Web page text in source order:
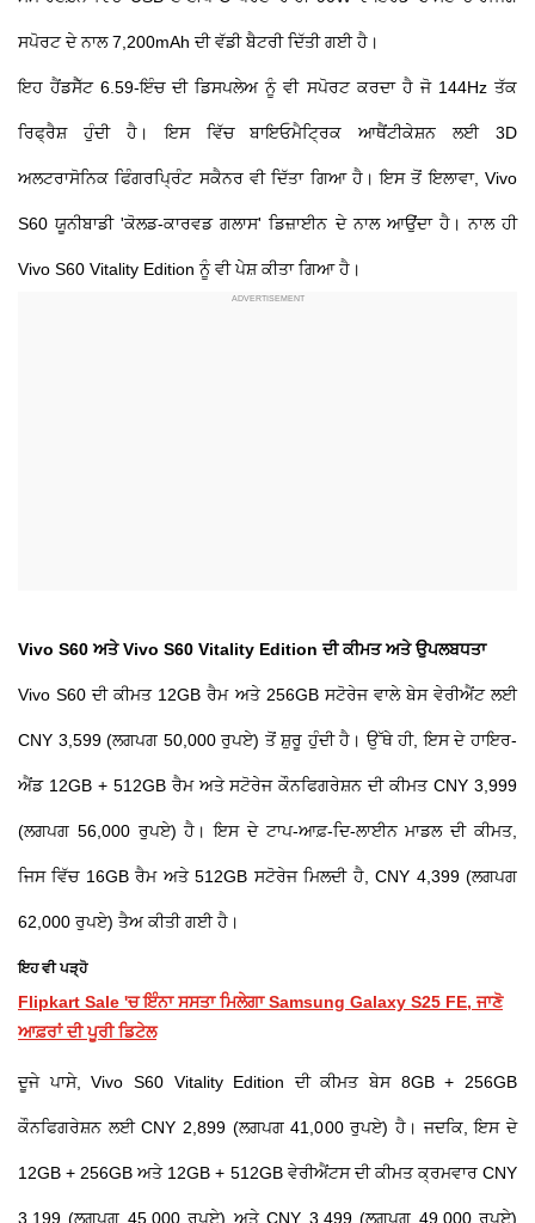
ਸਪੋਰਟ ਦੇ ਨਾਲ 7,200mAh ਦੀ ਵੱਡੀ ਬੈਟਰੀ ਦਿੱਤੀ ਗਈ ਹੈ।
ਇਹ ਹੈਂਡਸੈੱਟ 6.59-ਇੰਚ ਦੀ ਡਿਸਪਲੇਅ ਨੂੰ ਵੀ ਸਪੋਰਟ ਕਰਦਾ ਹੈ ਜੋ 144Hz ਤੱਕ
ਰਿਫ੍ਰੈਸ਼ ਹੁੰਦੀ ਹੈ। ਇਸ ਵਿੱਚ ਬਾਇਓਮੈਟ੍ਰਿਕ ਆਥੈਂਟੀਕੇਸ਼ਨ ਲਈ 3D
ਅਲਟਰਾਸੋਨਿਕ ਫਿੰਗਰਪ੍ਰਿੰਟ ਸਕੈਨਰ ਵੀ ਦਿੱਤਾ ਗਿਆ ਹੈ। ਇਸ ਤੋਂ ਇਲਾਵਾ, Vivo
S60 ਯੂਨੀਬਾਡੀ 'ਕੋਲਡ-ਕਾਰਵਡ ਗਲਾਸ' ਡਿਜ਼ਾਈਨ ਦੇ ਨਾਲ ਆਉਂਦਾ ਹੈ। ਨਾਲ ਹੀ
Vivo S60 Vitality Edition ਨੂੰ ਵੀ ਪੇਸ਼ ਕੀਤਾ ਗਿਆ ਹੈ।
Vivo S60 ਅਤੇ Vivo S60 Vitality Edition ਦੀ ਕੀਮਤ ਅਤੇ ਉਪਲਬਧਤਾ
Vivo S60 ਦੀ ਕੀਮਤ 12GB ਰੈਮ ਅਤੇ 256GB ਸਟੋਰੇਜ ਵਾਲੇ ਬੇਸ ਵੇਰੀਐਂਟ ਲਈ
CNY 3,599 (ਲਗਪਗ 50,000 ਰੁਪਏ) ਤੋਂ ਸ਼ੁਰੂ ਹੁੰਦੀ ਹੈ। ਉੱਥੇ ਹੀ, ਇਸ ਦੇ ਹਾਇਰ-
ਐਂਡ 12GB + 512GB ਰੈਮ ਅਤੇ ਸਟੋਰੇਜ ਕੌਨਫਿਗਰੇਸ਼ਨ ਦੀ ਕੀਮਤ CNY 3,999
(ਲਗਪਗ 56,000 ਰੁਪਏ) ਹੈ। ਇਸ ਦੇ ਟਾਪ-ਆਫ਼-ਦਿ-ਲਾਈਨ ਮਾਡਲ ਦੀ ਕੀਮਤ,
ਜਿਸ ਵਿੱਚ 16GB ਰੈਮ ਅਤੇ 512GB ਸਟੋਰੇਜ ਮਿਲਦੀ ਹੈ, CNY 4,399 (ਲਗਪਗ
62,000 ਰੁਪਏ) ਤੈਅ ਕੀਤੀ ਗਈ ਹੈ।
ਇਹ ਵੀ ਪੜ੍ਹੋ
Flipkart Sale 'ਚ ਇੰਨਾ ਸਸਤਾ ਮਿਲੇਗਾ Samsung Galaxy S25 FE, ਜਾਣੋ
ਆਫ਼ਰਾਂ ਦੀ ਪੂਰੀ ਡਿਟੇਲ
ਦੂਜੇ ਪਾਸੇ, Vivo S60 Vitality Edition ਦੀ ਕੀਮਤ ਬੇਸ 8GB + 256GB
ਕੌਨਫਿਗਰੇਸ਼ਨ ਲਈ CNY 2,899 (ਲਗਪਗ 41,000 ਰੁਪਏ) ਹੈ। ਜਦਕਿ, ਇਸ ਦੇ
12GB + 256GB ਅਤੇ 12GB + 512GB ਵੇਰੀਐਂਟਸ ਦੀ ਕੀਮਤ ਕ੍ਰਮਵਾਰ CNY
3,199 (ਲਗਪਗ 45,000 ਰੁਪਏ) ਅਤੇ CNY 3,499 (ਲਗਪਗ 49,000 ਰੁਪਏ)